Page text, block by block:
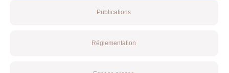
Publications
Réglementation